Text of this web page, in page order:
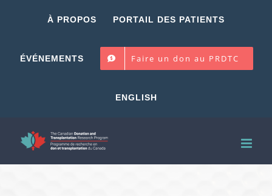
À PROPOS PORTAIL DES PATIENTS
ÉVÉNEMENTS Faire un don au PRDTC
ENGLISH